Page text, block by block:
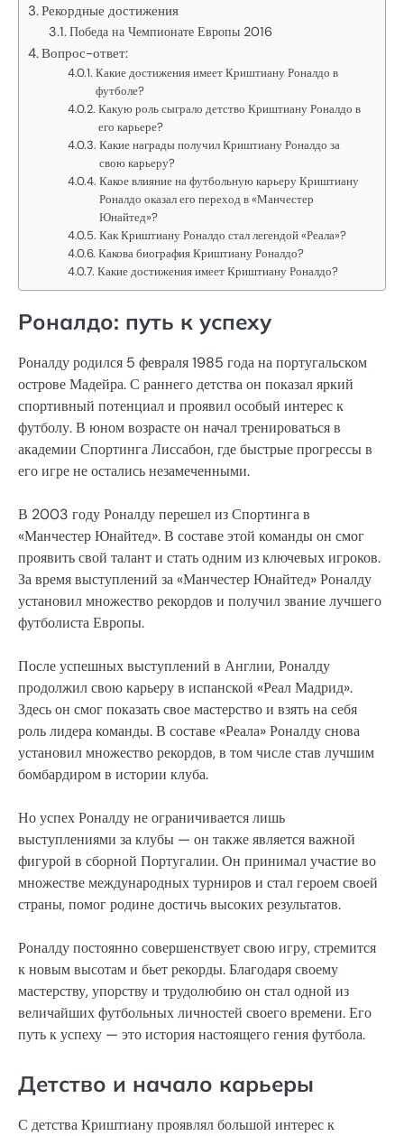
Рекордные достижения
Победа на Чемпионате Европы 2016
Вопрос-ответ:
Какие достижения имеет Криштиану Роналдо в
футболе?
Какую роль сыграло детство Криштиану Роналдо в
его карьере?
Какие награды получил Криштиану Роналдо за
свою карьеру?
Какое влияние на футбольную карьеру Криштиану
Роналдо оказал его переход в «Манчестер
Юнайтед»?
Как Криштиану Роналдо стал легендой «Реала»?
Какова биография Криштиану Роналдо?
Какие достижения имеет Криштиану Роналдо?
Роналдо: путь к успеху
Роналду родился 5 февраля 1985 года на португальском
острове Мадейра. С раннего детства он показал яркий
спортивный потенциал и проявил особый интерес к
футболу. В юном возрасте он начал тренироваться в
академии Спортинга Лиссабон, где быстрые прогрессы в
его игре не остались незамеченными.
В 2003 году Роналду перешел из Спортинга в
«Манчестер Юнайтед». В составе этой команды он смог
проявить свой талант и стать одним из ключевых игроков.
За время выступлений за «Манчестер Юнайтед» Роналду
установил множество рекордов и получил звание лучшего
футболиста Европы.
После успешных выступлений в Англии, Роналду
продолжил свою карьеру в испанской «Реал Мадрид».
Здесь он смог показать свое мастерство и взять на себя
роль лидера команды. В составе «Реала» Роналду снова
установил множество рекордов, в том числе став лучшим
бомбардиром в истории клуба.
Но успех Роналду не ограничивается лишь
выступлениями за клубы — он также является важной
фигурой в сборной Португалии. Он принимал участие во
множестве международных турниров и стал героем своей
страны, помог родине достичь высоких результатов.
Роналду постоянно совершенствует свою игру, стремится
к новым высотам и бьет рекорды. Благодаря своему
мастерству, упорству и трудолюбию он стал одной из
величайших футбольных личностей своего времени. Его
путь к успеху — это история настоящего гения футбола.
Детство и начало карьеры
С детства Криштиану проявлял большой интерес к